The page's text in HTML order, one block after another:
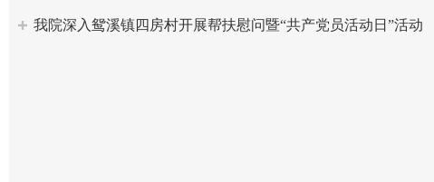
我院深入鸳溪镇四房村开展帮扶慰问暨“共产党员活动日”活动